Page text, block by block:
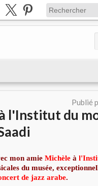
Publié
l'Institut du
mon amie Michèleà
du musée,
de jazz arabe.